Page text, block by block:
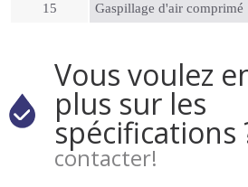
15
Gaspillage d'air comprimé
Vous voulez
plus sur les
spécifications
contacter!